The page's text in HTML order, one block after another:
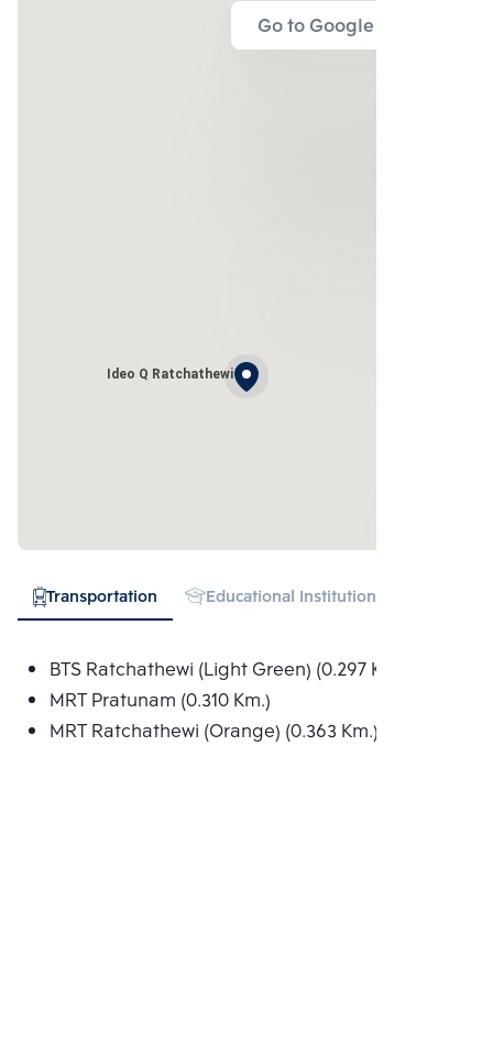
Go to Google Map
Ideo Q Ratchathewi
Transportation Educational Institution
BTS Ratchathewi (Light Green) (0.297 Km.)
MRT Pratunam (0.310 Km.)
MRT Ratchathewi (Orange) (0.363 Km.)